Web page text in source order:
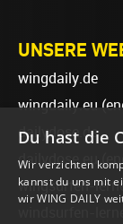
UNSERE
wingdaily.de
wingdaily.eu
dailydose.de
dailydose.eu
wingsurfen-
Du hast die
Wir verzichten
kannst du uns mit
wir WING DAILY